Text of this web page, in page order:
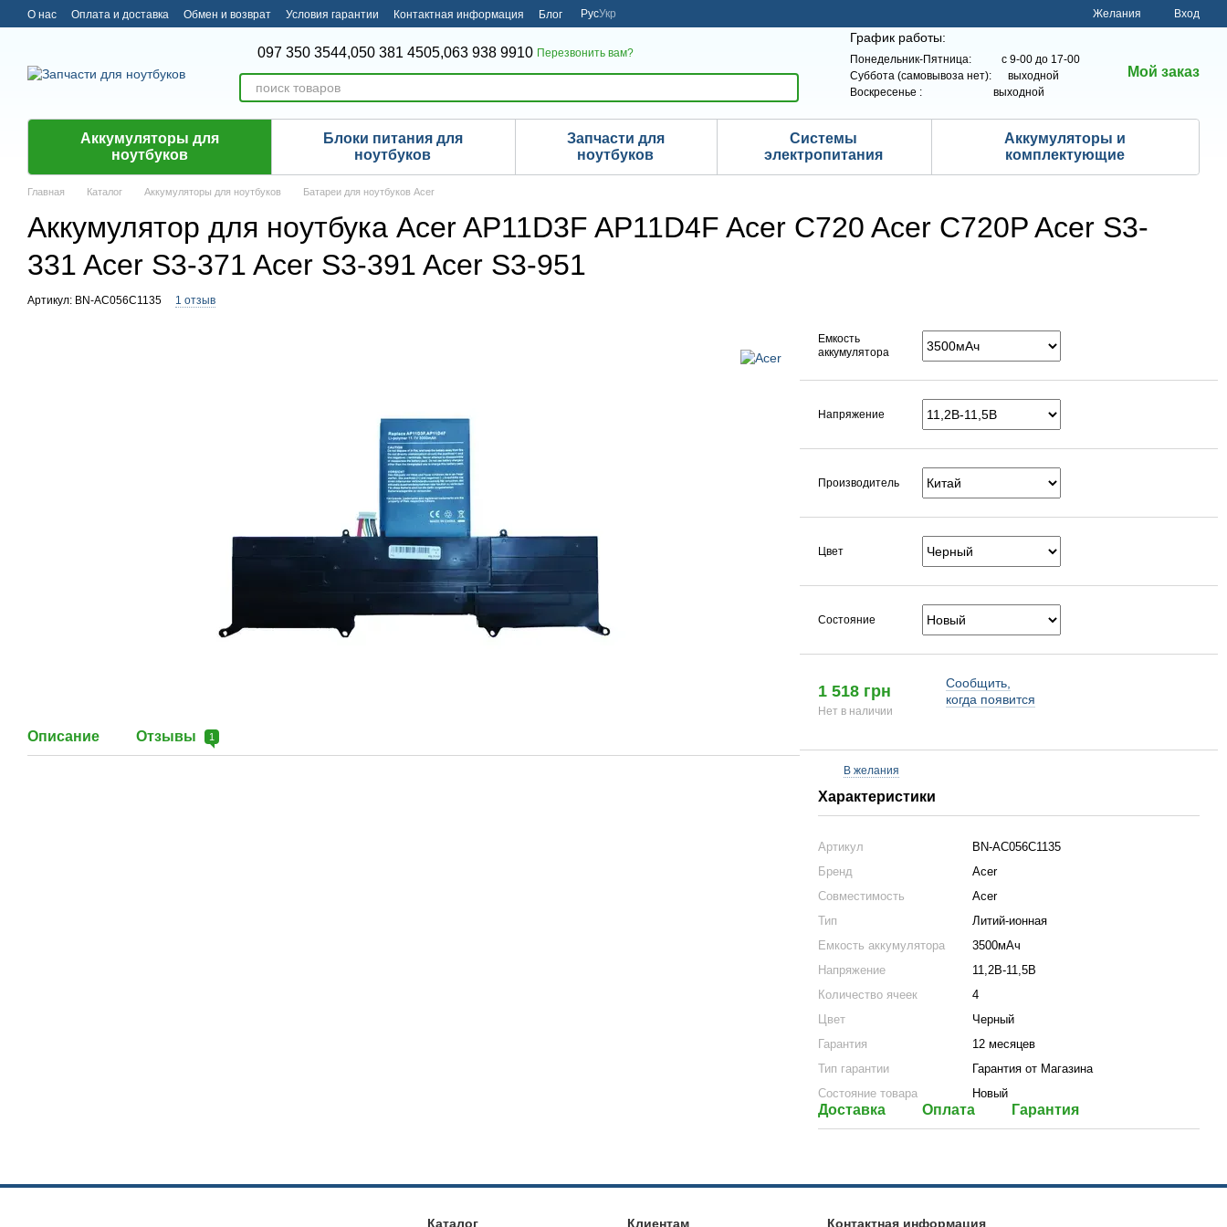
Перейти к основному контенту
О нас Оплата и доставка Обмен и возврат Условия гарантии Контактная информация Блог РусУкр Желания Вход
097 350 3544,050 381 4505,063 938 9910 Перезвонить вам?
График работы:
Понедельник-Пятница: с 9-00 до 17-00
Суббота (самовывоза нет): выходной
Воскресенье : выходной
Мой заказ
Аккумуляторы для
ноутбуков
Блоки питания для
ноутбуков
Запчасти для
ноутбуков
Системы
электропитания
Аккумуляторы и
комплектующие
Главная Каталог Аккумуляторы для ноутбуков Батареи для ноутбуков Acer
Аккумулятор для ноутбука Acer AP11D3F AP11D4F Acer C720 Acer C720P Acer S3-
331 Acer S3-371 Acer S3-391 Acer S3-951
Артикул: BN-AC056C1135 1 отзыв
Описание Отзывы 1
Емкость
аккумулятора
Напряжение
Производитель
Цвет
Состояние
1 518 грн
Нет в наличии
Сообщить,
когда появится
В желания
Характеристики
Артикул
BN-AC056C1135
Бренд
Acer
Совместимость
Acer
Тип
Литий-ионная
Емкость аккумулятора
3500мАч
Напряжение
11,2В-11,5В
Количество ячеек
4
Цвет
Черный
Гарантия
12 месяцев
Тип гарантии
Гарантия от Магазина
Состояние товара
Новый
Доставка Оплата Гарантия
Каталог Клиентам Контактная информация